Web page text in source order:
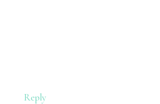
Reply